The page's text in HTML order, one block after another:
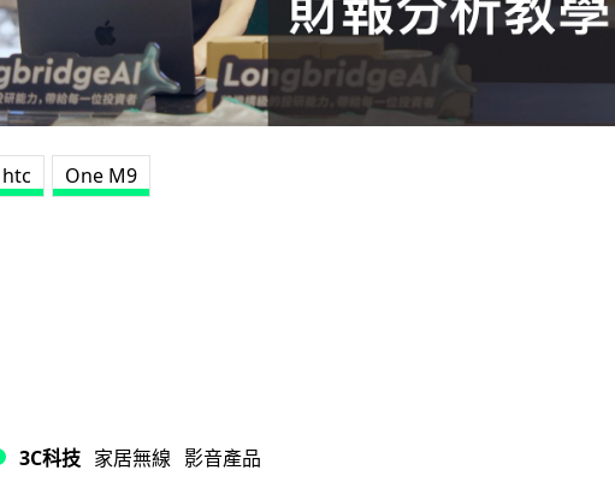
htc One M9
3C科技 家居無線 影音產品